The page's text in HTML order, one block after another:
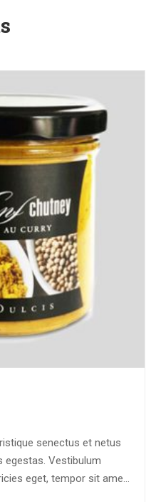
senectus et netus
egestas. Vestibulum
eget, tempor sit amet,